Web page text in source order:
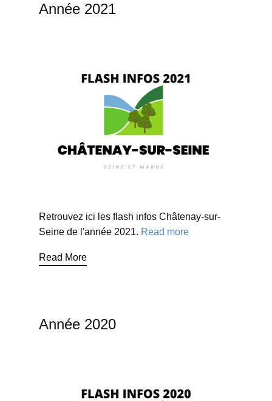
Année 2021
Retrouvez ici les flash infos Châtenay-sur-
Seine de l'année 2021. Read more
Read More
Année 2020